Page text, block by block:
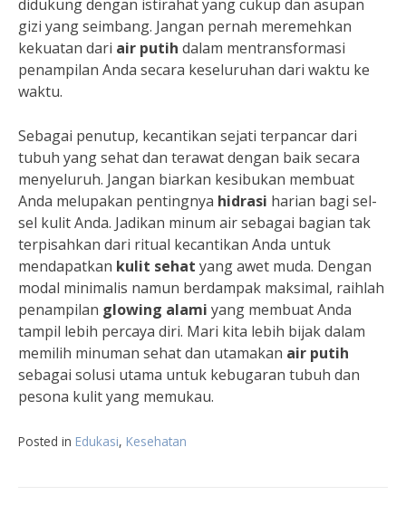
didukung dengan istirahat yang cukup dan asupan
gizi yang seimbang. Jangan pernah meremehkan
kekuatan dari air putih dalam mentransformasi
penampilan Anda secara keseluruhan dari waktu ke
waktu.
Sebagai penutup, kecantikan sejati terpancar dari
tubuh yang sehat dan terawat dengan baik secara
menyeluruh. Jangan biarkan kesibukan membuat
Anda melupakan pentingnya hidrasi harian bagi sel-
sel kulit Anda. Jadikan minum air sebagai bagian tak
terpisahkan dari ritual kecantikan Anda untuk
mendapatkan kulit sehat yang awet muda. Dengan
modal minimalis namun berdampak maksimal, raihlah
penampilan glowing alami yang membuat Anda
tampil lebih percaya diri. Mari kita lebih bijak dalam
memilih minuman sehat dan utamakan air putih
sebagai solusi utama untuk kebugaran tubuh dan
pesona kulit yang memukau.
Posted in Edukasi, Kesehatan